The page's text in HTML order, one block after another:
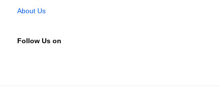
About Us
Follow Us on